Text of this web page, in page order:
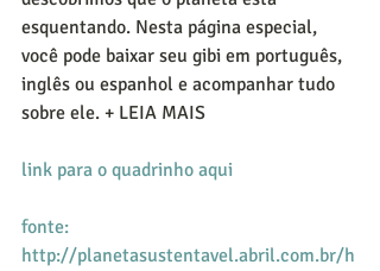
esquentando. Nesta página especial,
você pode baixar seu gibi em português,
inglês ou espanhol e acompanhar tudo
sobre ele. + LEIA MAIS
link para o quadrinho aqui
fonte:
http://planetasustentavel.abril.com.br/h